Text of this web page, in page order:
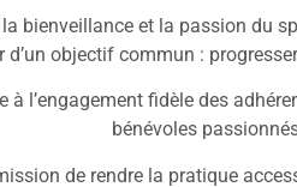
la bienveillance et la passion du
d’un objectif commun :
l’engagement fidèle des
bénévoles
de rendre la pratique